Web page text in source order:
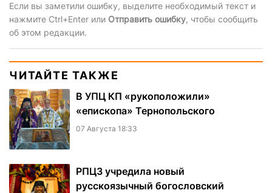
Если вы заметили ошибку, выделите необходимый текст и
нажмите Ctrl+Enter или Отправить ошибку, чтобы сообщить
об этом редакции.
ЧИТАЙТЕ ТАКЖЕ
В УПЦ КП «рукоположили»
«епископа» Тернопольского
07 Августа 18:33
РПЦЗ учредила новый
русскоязычный богословский